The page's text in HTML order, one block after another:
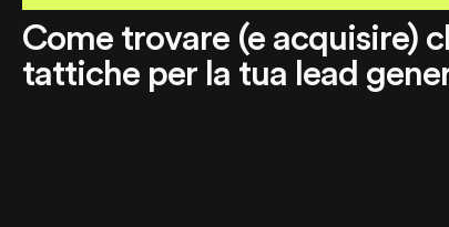
Come trovare (e acquisire)
tattiche per la tua lead